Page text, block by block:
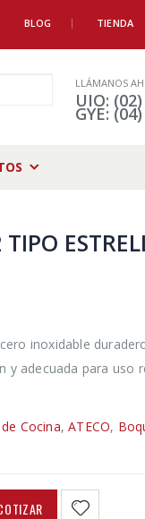
BLOG TIENDA
LLÁMANOS
UIO:
GYE:
inoxidable
y adecuada para uso
Cocina,ATECO,